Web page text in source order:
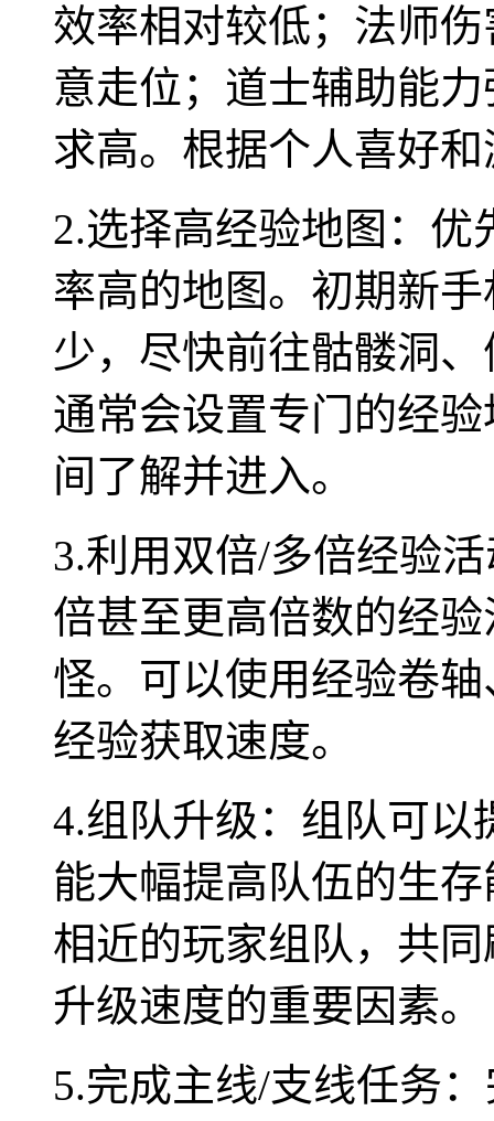
效率相对较低；法师
意走位；道士辅助能
求高。根据个人喜好
2.选择高经验地图：
率高的地图。初期新
少，尽快前往骷髅洞
通常会设置专门的经
间了解并进入。
3.利用双倍/多倍经验
倍甚至更高倍数的经
怪。可以使用经验卷
经验获取速度。
4.组队升级：组队可以
能大幅提高队伍的生
相近的玩家组队，共
升级速度的重要因素。
5.完成主线/支线任务